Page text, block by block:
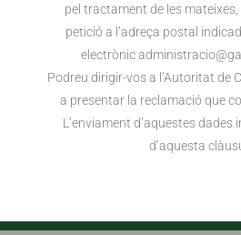
pel tractament de les
petició a l’adreça postal
electrònic
Podreu dirigir-vos a l’Autoritat de
a presentar la reclamació que
L’enviament d’aquestes dades
d’aquesta